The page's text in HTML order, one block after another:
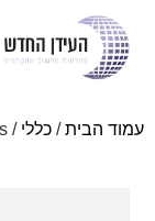
עמוד הבית/ כללי / ASUS ZenWiFi XD4 Plus-נתב